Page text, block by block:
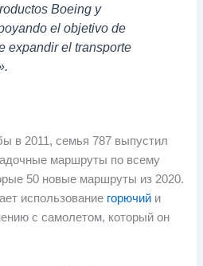
Boeing y
el objetivo de
expandir el transporte
.
в 2011, семья 787 выпустил
маршруты по всему
50 новые маршруты из 2020.
использование горючий и
с самолетом, который он